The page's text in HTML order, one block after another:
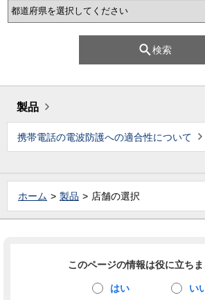
検索
製品
携帯電話の電波防護への適合性について
ホーム 製品 店舗の選択
このページの情報は役に立ちま
はい い